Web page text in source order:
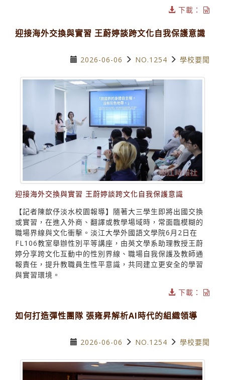
下載：
迎接海外交換與實習 王蔚婷談跨文化自我保護意識
2026-06-06 NO.1254 學校要聞
迎接海外交換與實習 王蔚婷談跨文化自我保護意識
【記者陳歆伃淡水校園報導】隨著大三學生即將出國交換
或實習，在進入外商、翻譯或教學場域時，常面臨模糊的
職場界線與文化衝擊。淡江大學外國語文學院6月2日在
FL106教室舉辦性別平等講座，由英文學系助理教授王蔚
婷分享跨文化互動中的性別界線、職場自我保護及教師通
報責任，提升教職員生性平意識，共同建立更安全的學習
與實習環境。
下載：
如何打造彈性團隊 張雍昇解析AI時代的組織領導
2026-06-06 NO.1254 學校要聞